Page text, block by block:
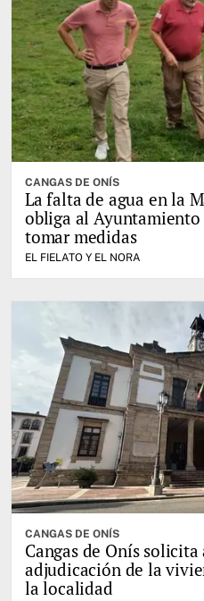
CANGAS DE ONÍS
La falta de agua en la
obliga al Ayuntamiento
tomar medidas
EL FIELATO Y EL NORA
CANGAS DE ONÍS
Cangas de Onís solicita
adjudicación de la
la localidad